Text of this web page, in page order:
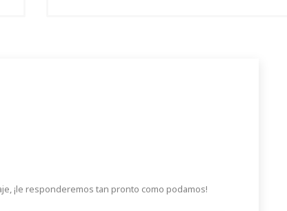
¡le responderemos tan pronto como podamos!